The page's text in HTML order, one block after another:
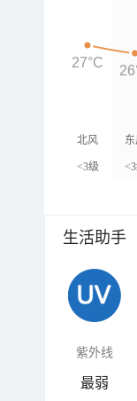
北风
<3级
27°C
生活助手
紫外线
最弱